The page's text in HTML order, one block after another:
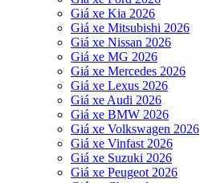
Giá xe Kia 2026
Giá xe Mitsubishi 2026
Giá xe Nissan 2026
Giá xe MG 2026
Giá xe Mercedes 2026
Giá xe Lexus 2026
Giá xe Audi 2026
Giá xe BMW 2026
Giá xe Volkswagen 2026
Giá xe Vinfast 2026
Giá xe Suzuki 2026
Giá xe Peugeot 2026